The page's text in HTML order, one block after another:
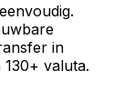
in
valuta.